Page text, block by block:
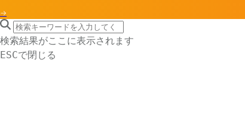
→
search icon
サイト内検索
検索結果がここに表示されます
ESCで閉じる